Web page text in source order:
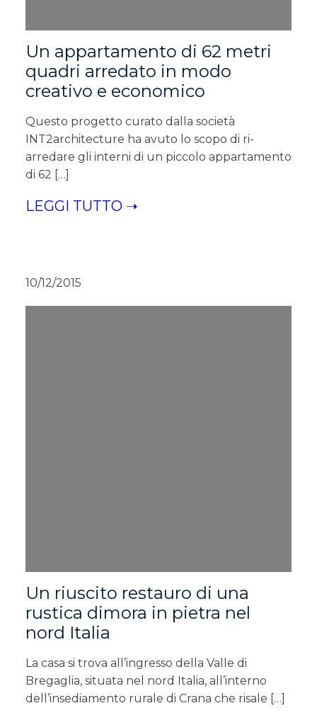
Un appartamento di 62 metri
quadri arredato in modo
creativo e economico
Questo progetto curato dalla società
INT2architecture ha avuto lo scopo di ri-
arredare gli interni di un piccolo appartamento
di 62 […]
LEGGI TUTTO ➝
10/12/2015
Un riuscito restauro di una
rustica dimora in pietra nel
nord Italia
La casa si trova all’ingresso della Valle di
Bregaglia, situata nel nord Italia, all’interno
dell’insediamento rurale di Crana che risale […]